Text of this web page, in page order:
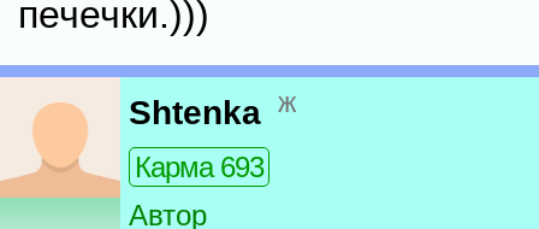
печечки.)))
Shtenka ж
Карма 693
Автор